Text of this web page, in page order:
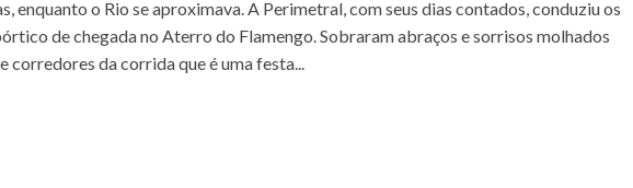
enquanto o Rio se aproximava. A Perimetral, com seus dias contados, conduziu os
de chegada no Aterro do Flamengo. Sobraram abraços e sorrisos molhados
corredores da corrida que é uma festa...